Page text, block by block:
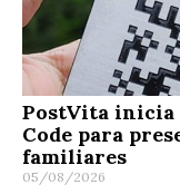
PostVita inicia
Code para
familiares
05/08/2026